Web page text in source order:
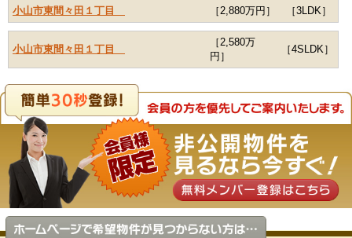
小山市東間々田１丁目 ［2,880万円］ ［3LDK］
小山市東間々田１丁目
［2,580万
円］
［4SLDK］